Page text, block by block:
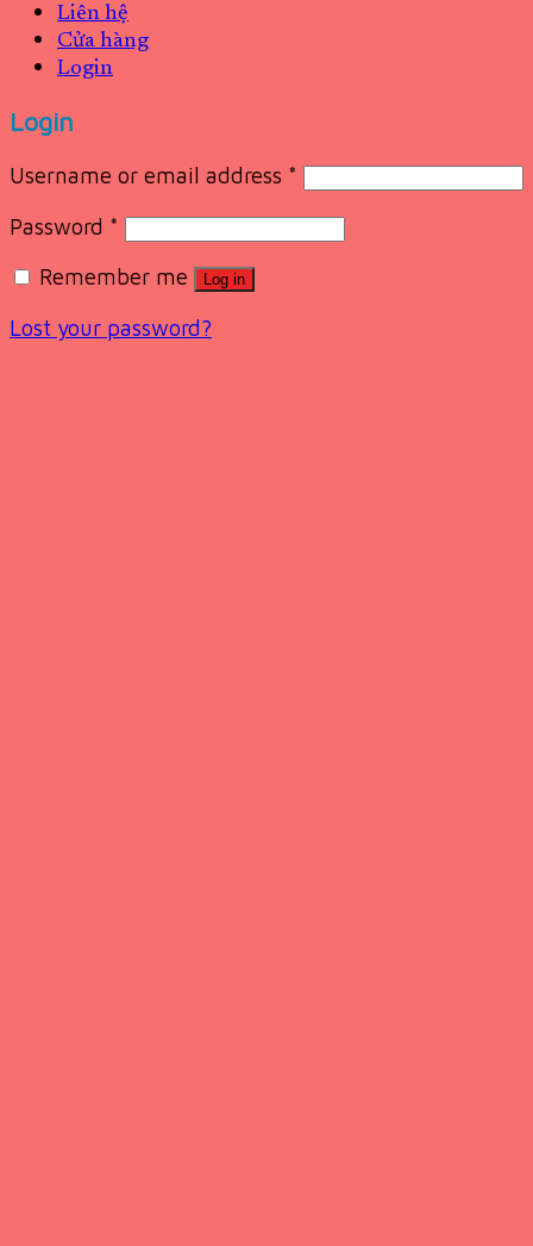
Liên hệ
Cửa hàng
Login
Login
Username or email address *
Password *
Remember me
Log in
Lost your password?